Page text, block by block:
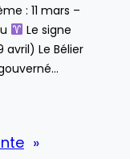
: 11 mars –
Le signe
avril) Le Bélier
»